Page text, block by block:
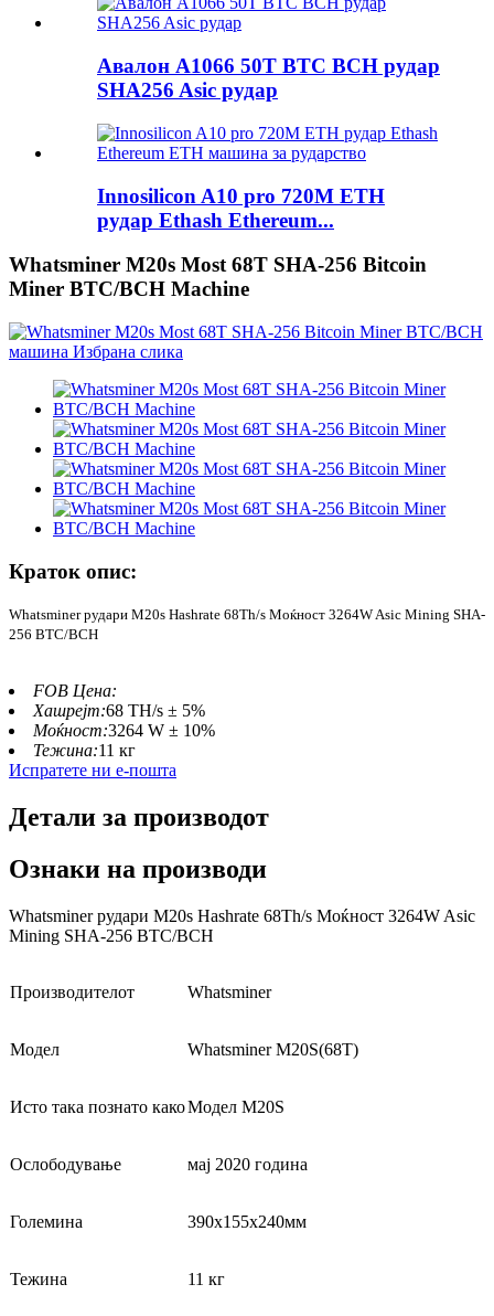
Авалон A1066 50T BTC BCH рудар
SHA256 Asic рудар
Innosilicon A10 pro 720M ETH
рудар Ethash Ethereum...
Whatsminer M20s Most 68T SHA-256 Bitcoin
Miner BTC/BCH Machine
Краток опис:
Whatsminer рудари M20s Hashrate 68Th/s Моќност 3264W Asic Mining SHA-
256 BTC/BCH
FOB Цена:
Хашрејт:68 TH/s ± 5%
Моќност:3264 W ± 10%
Тежина:11 кг
Испратете ни е-пошта
Детали за производот
Ознаки на производи
Whatsminer рудари M20s Hashrate 68Th/s Моќност 3264W Asic
Mining SHA-256 BTC/BCH
Производителот Whatsminer
Модел Whatsminer M20S(68T)
Исто така познато какоМодел M20S
Ослободување мај 2020 година
Големина 390х155х240мм
Тежина 11 кг